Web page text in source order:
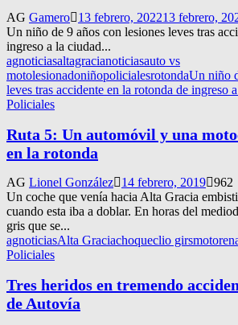
AG Gamero 13 febrero, 202213 febrero,
Un niño de 9 años con lesiones leves tras
ingreso a la ciudad...
agnoticiasaltagracianoticiasauto vs
motolesionadoniñopolicialesrotondaUn niño
leves tras accidente en la rotonda de ingreso
Policiales
Ruta 5: Un automóvil y una
en la rotonda
AG Lionel González 14 febrero, 2019 962
Un coche que venía hacia Alta Gracia
cuando esta iba a doblar. En horas del
gris que se...
agnoticiasAlta Graciachoqueclio girsmoto
Policiales
Tres heridos en tremendo
de Autovía